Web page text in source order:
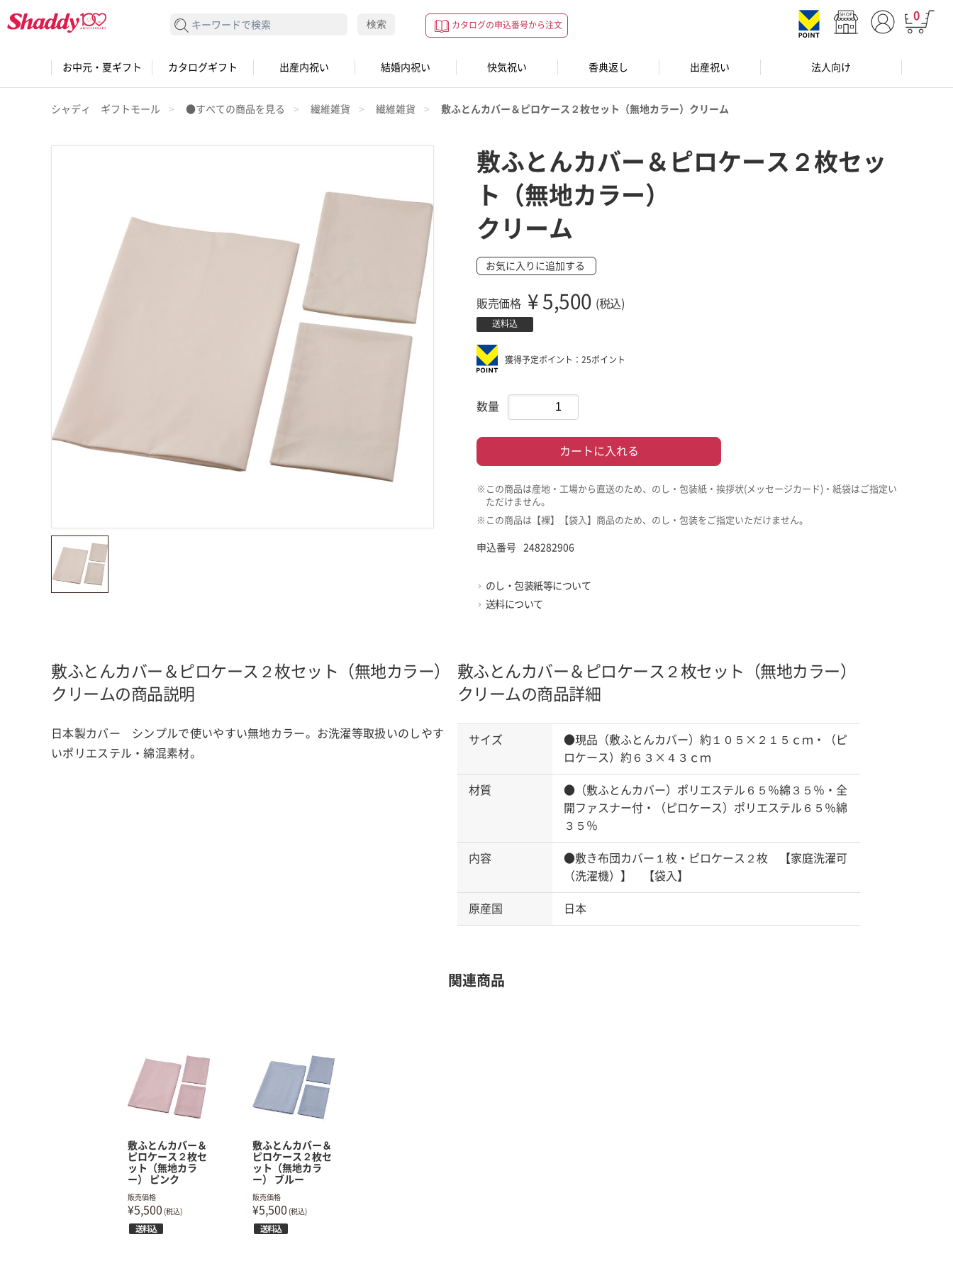
0
カタログの申込番号から注文
検索する 検索
お中元・夏ギフト カタログギフト 出産内祝い 結婚内祝い 快気祝い 香典返し 出産祝い 法人向け
シャディ ギフトモール ●すべての商品を見る 繊維雑貨 繊維雑貨 敷ふとんカバー＆ピロケース２枚セット（無地カラー）クリーム
敷ふとんカバー＆ピロケース２枚セッ
ト（無地カラー）
クリーム
お気に入りに追加する
販売価格 ¥ 5,500 (税込)
送料込
獲得予定ポイント：25ポイント
数量
カートに入れる
※この商品は産地・工場から直送のため、のし・包装紙・挨拶状(メッセージカード)・紙袋はご指定い
ただけません。
※この商品は【裸】【袋入】商品のため、のし・包装をご指定いただけません。
申込番号 248282906
のし・包装紙等について
送料について
敷ふとんカバー＆ピロケース２枚セット（無地カラー）
クリームの商品説明
日本製カバー シンプルで使いやすい無地カラー。お洗濯等取扱いのしやす
いポリエステル・綿混素材。
敷ふとんカバー＆ピロケース２枚セット（無地カラー）
クリームの商品詳細
サイズ
●現品（敷ふとんカバー）約１０５×２１５ｃｍ・（ピ
ロケース）約６３×４３ｃｍ
材質
●（敷ふとんカバー）ポリエステル６５％綿３５％・全
開ファスナー付・（ピロケース）ポリエステル６５％綿
３５％
内容
●敷き布団カバー１枚・ピロケース２枚 【家庭洗濯可
（洗濯機）】 【袋入】
原産国 日本
関連商品
敷ふとんカバー＆
ピロケース２枚セ
ット（無地カラ
ー） ピンク
販売価格
¥5,500 (税込)
送料込
敷ふとんカバー＆
ピロケース２枚セ
ット（無地カラ
ー） ブルー
販売価格
¥5,500 (税込)
送料込